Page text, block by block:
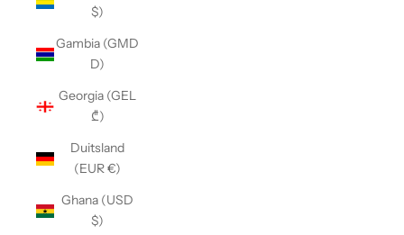
$)
Gambia (GMD
D)
Georgia (GEL
₾)
Duitsland
(EUR €)
Ghana (USD
$)